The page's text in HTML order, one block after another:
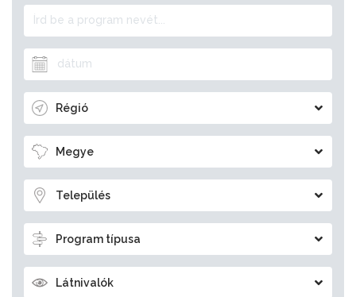
Régió
Megye
Település
Program típusa
Látnivalók